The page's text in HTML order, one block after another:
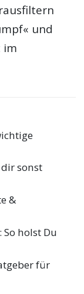
und
im
dir sonst
&
: So holst Du
für